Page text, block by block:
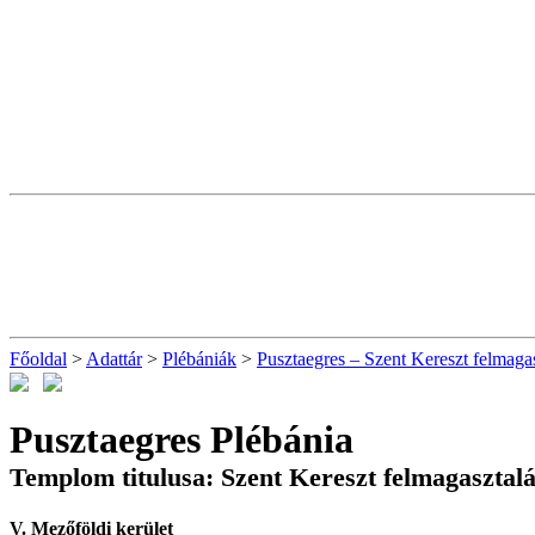
Főoldal > Adattár> Plébániák > Pusztaegres – Szent Kereszt
Pusztaegres Plébánia
Templom titulusa: Szent Kereszt
V. Mezőföldi kerület